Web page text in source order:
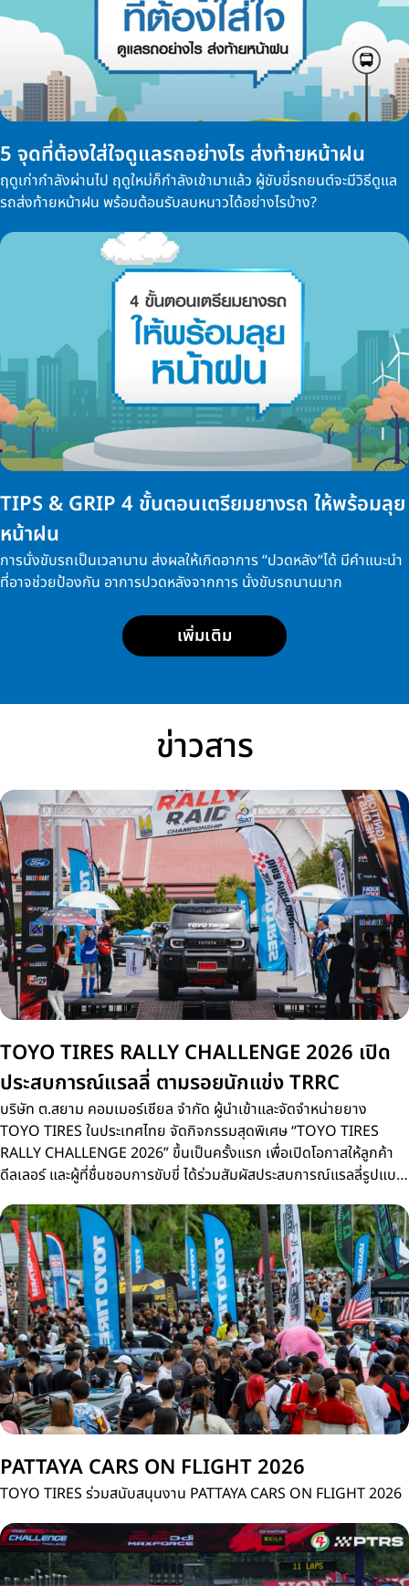
5 จุดที่ต้องใส่ใจดูแลรถอย่างไร ส่งท้ายหน้าฝน
ฤดูเก่ากำลังผ่านไป ฤดูใหม่ก็กำลังเข้ามาแล้ว ผู้ขับขี่รถยนต์จะมีวิธีดูแล
รถส่งท้ายหน้าฝน พร้อมต้อนรับลบหนาวได้อย่างไรบ้าง?
TIPS & GRIP 4 ขั้นตอนเตรียมยางรถ ให้พร้อมลุย
หน้าฝน
การนั่งขับรถเป็นเวลานาน ส่งผลให้เกิดอาการ “ปวดหลัง“ได้ มีคำแนะนำ
ที่อาจช่วยป้องกัน อาการปวดหลังจากการ นั่งขับรถนานมาก
เพิ่มเติม
ข่าวสาร
TOYO TIRES RALLY CHALLENGE 2026 เปิด
ประสบการณ์แรลลี่ ตามรอยนักแข่ง TRRC
บริษัท ต.สยาม คอมเมอร์เชียล จำกัด ผู้นำเข้าและจัดจำหน่ายยาง
TOYO TIRES ในประเทศไทย จัดกิจกรรมสุดพิเศษ “TOYO TIRES
RALLY CHALLENGE 2026” ขึ้นเป็นครั้งแรก เพื่อเปิดโอกาสให้ลูกค้า
ดีลเลอร์ และผู้ที่ชื่นชอบการขับขี่ ได้ร่วมสัมผัสประสบการณ์แรลลี่รูปแบบ
Championship 2026 (TRRC) ศึกรถยนต์แรลลี่ทางฝุ่นชิงแชมป์
ประเทศไทย
PATTAYA CARS ON FLIGHT 2026
TOYO TIRES ร่วมสนับสนุนงาน PATTAYA CARS ON FLIGHT 2026